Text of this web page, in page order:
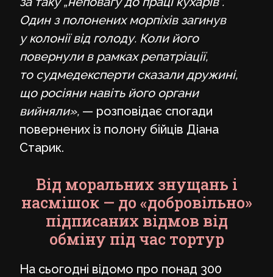
Один з полонених морпіхів загинув
у колонії від голоду. Коли його
повернули в рамках репатріації,
то судмедексперти сказали дружині,
що росіяни навіть його органи
вийняли», — розповідає спогади
повернених із полону бійців Діана
Старик.
Від моральних знущань і
насмішок — до «добровільно»
підписаних відмов від
обміну під час тортур
На сьогодні відомо про понад 300